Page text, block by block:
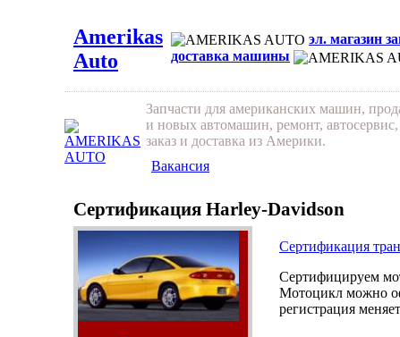
Amerikas
Auto
эл. магазин
доставка машины
Запчасти для американских машин,
и новых автомашин, ремонт,
заказ и доставка из Америки.
Вакансия
Сертификация Harley-Davidson
Сертификация
Сертифицируем
Мотоцикл можно
регистрация